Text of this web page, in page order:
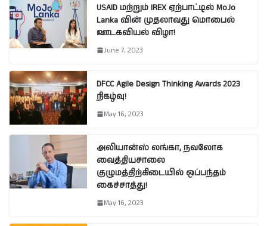
USAID மற்றும் IREX ஏற்பாட்டில் MoJo
Lanka வின் முதலாவது மொபைல்
ஊடகவியல் விழா!
June 7, 2023
DFCC Agile Design Thinking Awards 2023
நிகழ்வு!
May 16, 2023
அலியான்ஸ் லங்கா, நவலோக
வைத்தியசாலை
குழுமத்திற்கிடையில் ஒப்பந்தம்
கைச்சாத்து!
May 16, 2023